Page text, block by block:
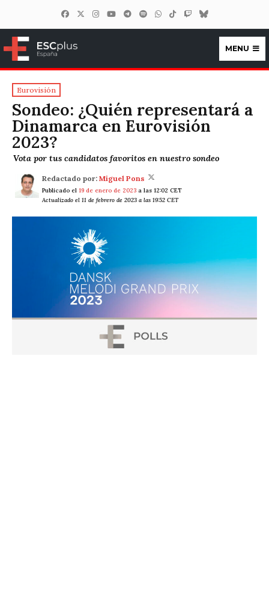
ESCplus España
MENU
Eurovisión
Sondeo: ¿Quién representará a
Dinamarca en Eurovisión
2023?
Vota por tus candidatos favoritos en nuestro sondeo
Redactado por: Miguel Pons
Publicado el 19 de enero de 2023 a las 12:02 CET
Actualizado el 11 de febrero de 2023 a las 19:52 CET